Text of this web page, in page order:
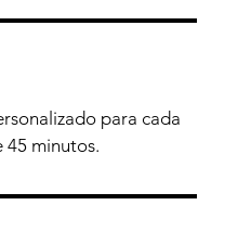
para cada
45 minutos.